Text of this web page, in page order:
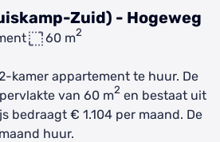
Zuid) - Hogeweg
60 m2
kamer appartement te huur. De
van 60 m2 en bestaat uit
bedraagt € 1.104 per maand. De
huur.